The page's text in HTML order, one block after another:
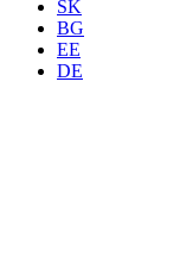
SK
BG
EE
DE